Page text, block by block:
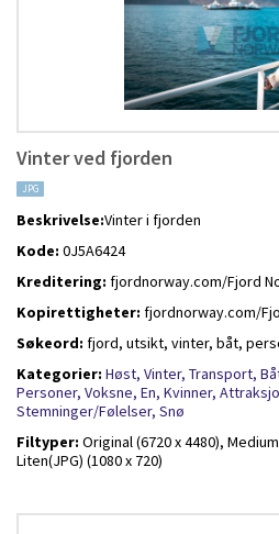
Vinter ved fjorden
JPG
Beskrivelse:Vinter i fjorden
Kode: 0J5A6424
Kreditering: fjordnorway.com/Fjord
Kopirettigheter: fjordnorway.com/
Søkeord: fjord, utsikt, vinter, båt,
Kategorier: Høst, Vinter, Transport,
Personer, Voksne, En, Kvinner,
Stemninger/Følelser, Snø
Filtyper: Original (6720 x 4480),
Liten(JPG) (1080 x 720)